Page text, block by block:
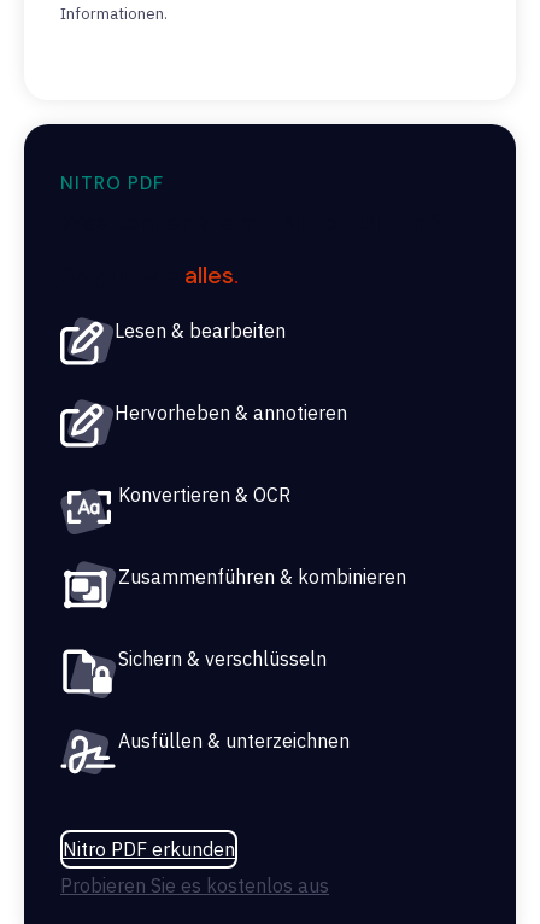
Informationen.
NITRO PDF
alles.
Lesen & bearbeiten
Hervorheben & annotieren
Konvertieren & OCR
Zusammenführen & kombinieren
Sichern & verschlüsseln
Ausfüllen & unterzeichnen
Nitro PDF erkunden
Probieren Sie es kostenlos aus